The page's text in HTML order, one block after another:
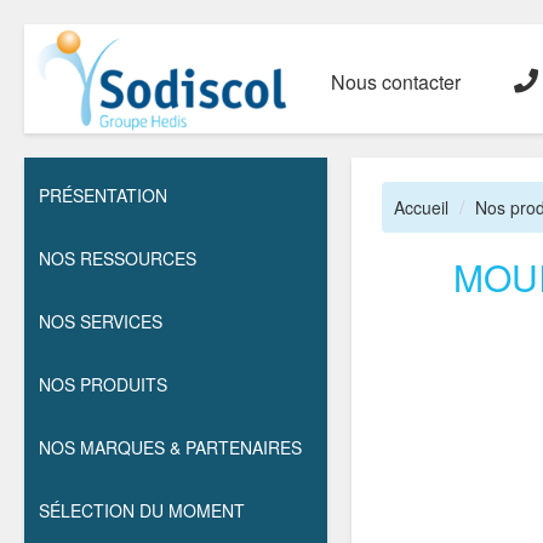
Nous contacter
PRÉSENTATION
NOS RESSOURCES
NOS SERVICES
NOS PRODUITS
NOS MARQUES & PARTENAIRES
SÉLECTION DU MOMENT
Accueil Nos